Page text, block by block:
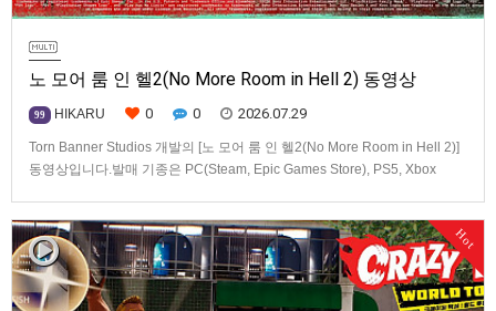
노 모어 룸 인 헬2(No More Room in Hell 2) 동영상
99 HIKARU 0 0 2026.07.29
Torn Banner Studios 개발의 [노 모어 룸 인 헬2(No More Room in Hell 2)]
동영상입니다.발매 기종은 PC(Steam, Epic Games Store), PS5, Xbox
Hot